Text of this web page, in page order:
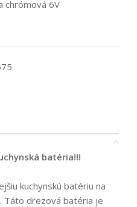
chrómová 6V
batéria!!!
kuchynskú batériu na
Táto drezová batéria je